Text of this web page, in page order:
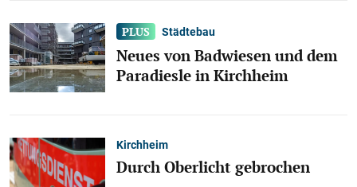
Städtebau
Neues von Badwiesen und dem
Paradiesle in Kirchheim
Kirchheim
Durch Oberlicht gebrochen